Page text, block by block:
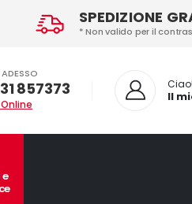
SPEDIZIONE
* Non valido per il
857373 Ciao!
Il